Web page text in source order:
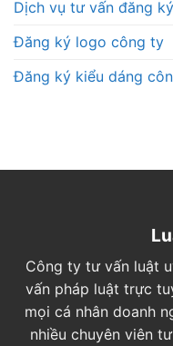
Dịch vụ tư vấn đăng
Đăng ký logo công ty
Đăng ký kiểu dáng
Công ty tư vấn luật
vấn pháp luật trực
mọi cá nhân doanh
nhiều chuyên viên